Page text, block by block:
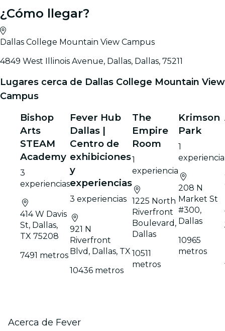
¿Cómo llegar?
Dallas College Mountain View Campus
4849 West Illinois Avenue, Dallas, Dallas, 75211
Lugares cerca de Dallas College Mountain View
Campus
Bishop
Arts
STEAM
Academy
3
experiencias
414 W Davis
St, Dallas,
TX 75208
7491 metros
Fever Hub
Dallas |
Centro de
exhibiciones
y
experiencias
3 experiencias
921 N
Riverfront
Blvd, Dallas, TX
10436 metros
The
Empire
Room
1
experiencia
1225 North
Riverfront
Boulevard,
Dallas
10511
metros
Krimson
Park
1
experiencia
208 N
Market St
#300,
Dallas
10965
metros
Acerca de Fever